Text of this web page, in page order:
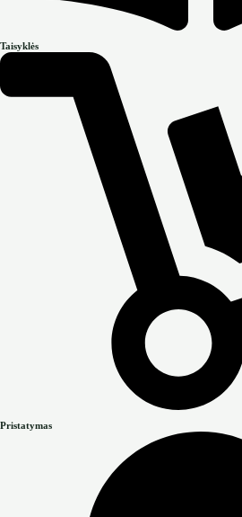
Taisyklės
Pristatymas